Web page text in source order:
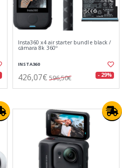
Insta360 x4 air starter bundle black /
cámara 8k 360º
INSTA360
426,07€ 596,50€ - 29%